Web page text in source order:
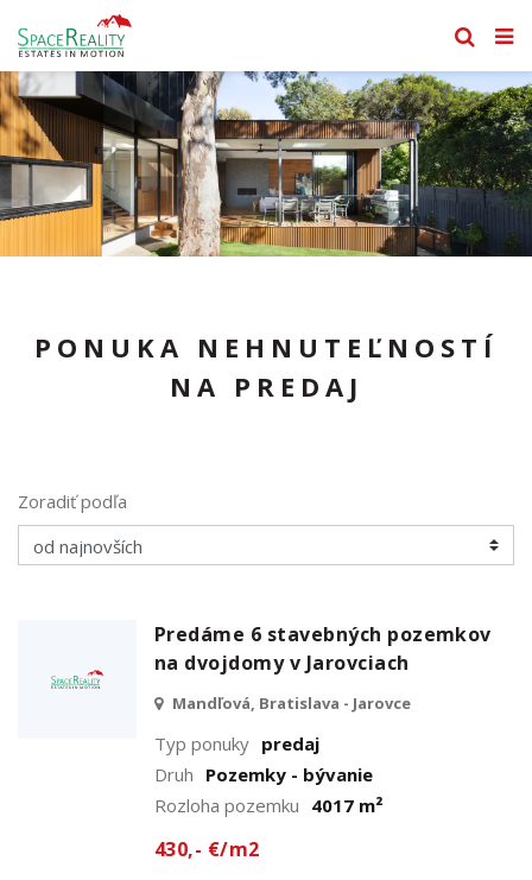
PONUKA NEHNUTEĽNOSTÍ
NA PREDAJ
Zoradiť podľa
Predáme 6 stavebných pozemkov
na dvojdomy v Jarovciach
Mandľová, Bratislava - Jarovce
Typ ponuky predaj
Druh Pozemky - bývanie
Rozloha pozemku 4017 m²
430,- €/m2